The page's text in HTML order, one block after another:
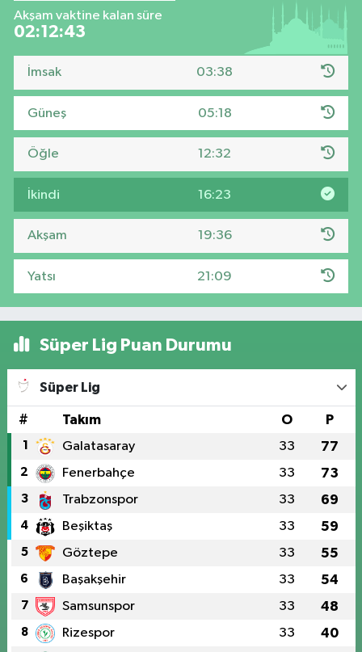
Akşam vaktine kalan süre
02:12:43
İmsak 03:38
Güneş 05:18
Öğle 12:32
İkindi 16:23
Akşam 19:36
Yatsı 21:09
Süper Lig Puan Durumu
Süper Lig
# Takım O P
1 Galatasaray 33 77
2 Fenerbahçe 33 73
3 Trabzonspor 33 69
4 Beşiktaş 33 59
5 Göztepe 33 55
6 Başakşehir 33 54
7 Samsunspor 33 48
8 Rizespor 33 40